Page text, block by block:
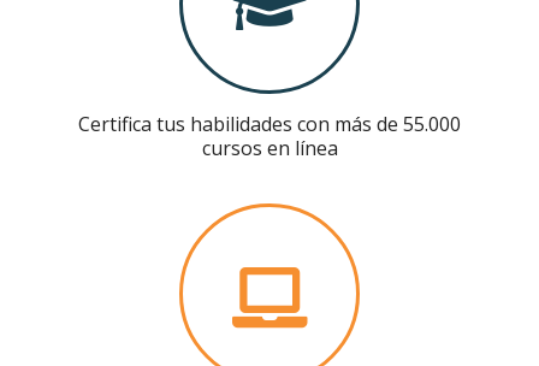
Certifica tus habilidades con más de 55.000
cursos en línea